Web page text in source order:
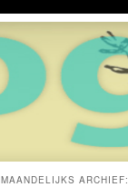
MAANDELIJKS ARCHIEF: